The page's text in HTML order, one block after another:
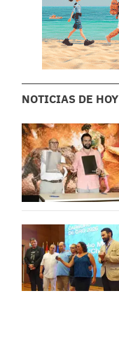
NOTICIAS DE HOY